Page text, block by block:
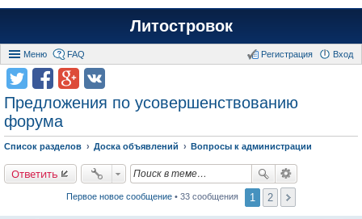
Литостровок
Меню FAQ Вход
Регистрация
Предложения по усовершенствованию
форума
Список разделов Доска объявлений Вопросы к администрации
Ответить
Первое новое сообщение • 33 сообщения 1 2